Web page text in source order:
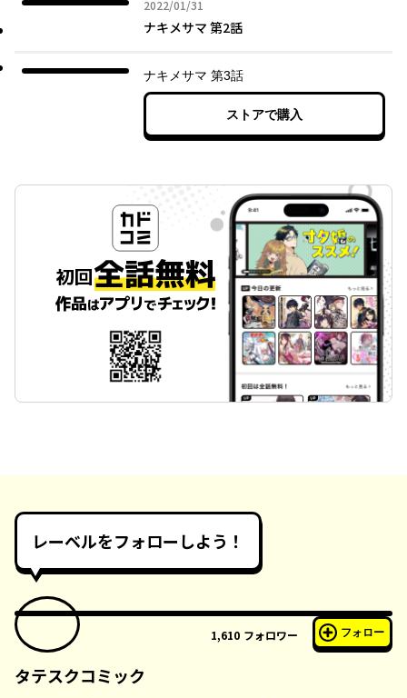
2022/01/31
2022年01月31日
ナキメサマ 第2話
ナキメサマ 第3話
ストアで購入
レーベルをフォローしよう！
1,610 フォロワー フォロー
タテスクコミック